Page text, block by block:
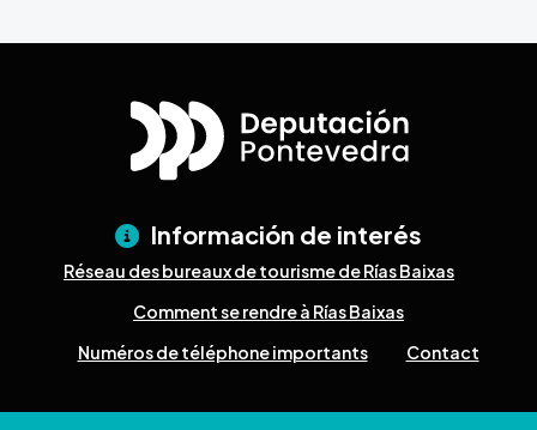
Información de interés
Réseau des bureaux de tourisme de Rías Baixas
Comment se rendre à Rías Baixas
Numéros de téléphone importants
Contact